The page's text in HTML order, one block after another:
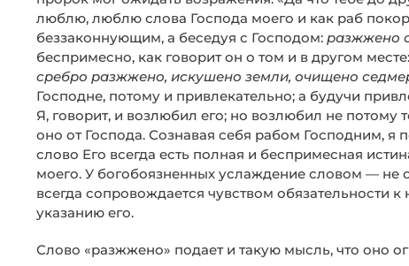
люблю, люблю слова Господа моего и как раб
беззаконнующим, а беседуя с Господом: разжжено
беспримесно, как говорит он о том и в другом месте:
сребро разжжено, искушено земли, очищено
Господне, потому и привлекательно; а будучи
Я, говорит, и возлюбил его; но возлюбил не потому
оно от Господа. Сознавая себя рабом Господним, я
слово Его всегда есть полная и беспримесная
моего. У богобоязненных услаждение словом — не
всегда сопровождается чувством
указанию его.
Слово «разжжено» подает и такую мысль, что оно